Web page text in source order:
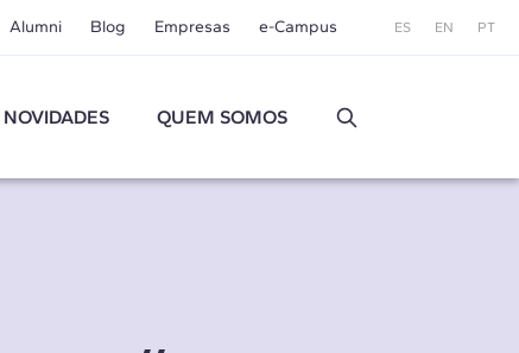
Alumni Blog Empresas e-Campus ES EN PT
NOVIDADES QUEM SOMOS